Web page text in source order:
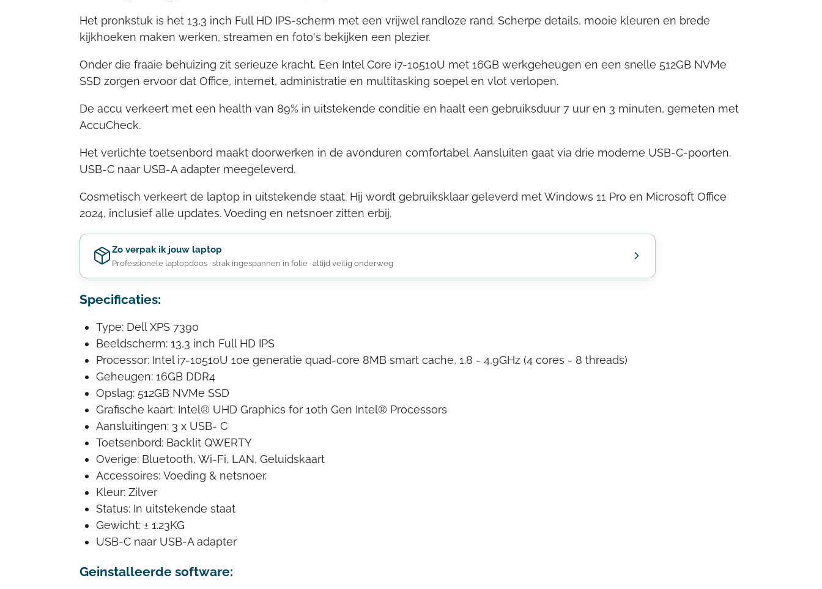
Het pronkstuk is het 13,3 inch Full HD IPS-scherm met een vrijwel randloze rand. Scherpe details, mooie kleuren en brede
kijkhoeken maken werken, streamen en foto's bekijken een plezier.
Onder die fraaie behuizing zit serieuze kracht. Een Intel Core i7-10510U met 16GB werkgeheugen en een snelle 512GB NVMe
SSD zorgen ervoor dat Office, internet, administratie en multitasking soepel en vlot verlopen.
De accu verkeert met een health van 89% in uitstekende conditie en haalt een gebruiksduur 7 uur en 3 minuten, gemeten met
AccuCheck.
Het verlichte toetsenbord maakt doorwerken in de avonduren comfortabel. Aansluiten gaat via drie moderne USB-C-poorten.
USB-C naar USB-A adapter meegeleverd.
Cosmetisch verkeert de laptop in uitstekende staat. Hij wordt gebruiksklaar geleverd met Windows 11 Pro en Microsoft Office
2024, inclusief alle updates. Voeding en netsnoer zitten erbij.
Zo verpak ik jouw laptop
Professionele laptopdoos · strak ingespannen in folie · altijd veilig onderweg
Specificaties:
Type: Dell XPS 7390
Beeldscherm: 13,3 inch Full HD IPS
Processor: Intel i7-10510U 10e generatie quad-core 8MB smart cache, 1.8 - 4,9GHz (4 cores - 8 threads)
Geheugen: 16GB DDR4
Opslag: 512GB NVMe SSD
Grafische kaart: Intel® UHD Graphics for 10th Gen Intel® Processors
Aansluitingen: 3 x USB- C
Toetsenbord: Backlit QWERTY
Overige: Bluetooth, Wi-Fi, LAN, Geluidskaart
Accessoires: Voeding & netsnoer.
Kleur: Zilver
Status: In uitstekende staat
Gewicht: ± 1.23KG
USB-C naar USB-A adapter
Geinstalleerde software: